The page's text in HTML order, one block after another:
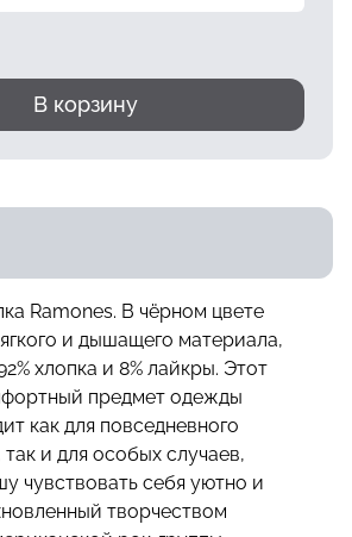
В корзину
Ramones. В чёрном цвете
и дышащего материала,
хлопка и 8% лайкры. Этот
предмет одежды
как для повседневного
и для особых случаев,
чувствовать себя уютно и
творчеством